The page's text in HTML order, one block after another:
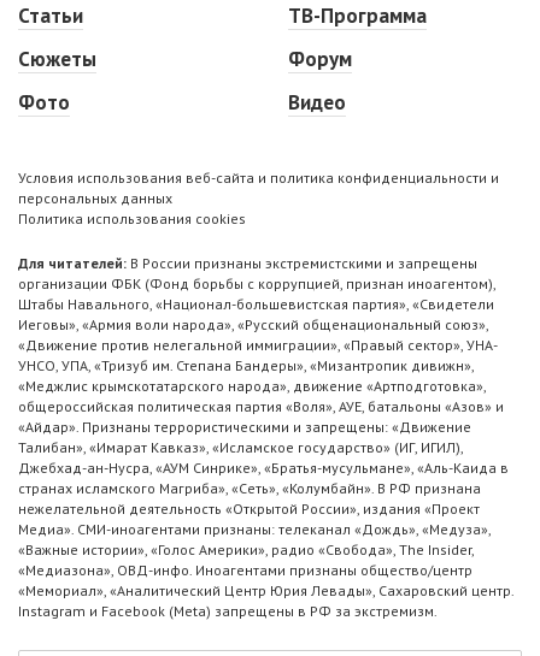
Статьи
Сюжеты
Фото
ТВ-Программа
Форум
Видео
Условия использования веб-сайта и политика конфиденциальности и
персональных данных
Политика использования cookies
Для читателей: В России признаны экстремистскими и запрещены
организации ФБК (Фонд борьбы с коррупцией, признан иноагентом),
Штабы Навального, «Национал-большевистская партия», «Свидетели
Иеговы», «Армия воли народа», «Русский общенациональный союз»,
«Движение против нелегальной иммиграции», «Правый сектор», УНА-
УНСО, УПА, «Тризуб им. Степана Бандеры», «Мизантропик дивижн»,
«Меджлис крымскотатарского народа», движение «Артподготовка»,
общероссийская политическая партия «Воля», АУЕ, батальоны «Азов» и
«Айдар». Признаны террористическими и запрещены: «Движение
Талибан», «Имарат Кавказ», «Исламское государство» (ИГ, ИГИЛ),
Джебхад-ан-Нусра, «АУМ Синрике», «Братья-мусульмане», «Аль-Каида в
странах исламского Магриба», «Сеть», «Колумбайн». В РФ признана
нежелательной деятельность «Открытой России», издания «Проект
Медиа». СМИ-иноагентами признаны: телеканал «Дождь», «Медуза»,
«Важные истории», «Голос Америки», радио «Свобода», The Insider,
«Медиазона», ОВД-инфо. Иноагентами признаны общество/центр
«Мемориал», «Аналитический Центр Юрия Левады», Сахаровский центр.
Instagram и Facebook (Metа) запрещены в РФ за экстремизм.